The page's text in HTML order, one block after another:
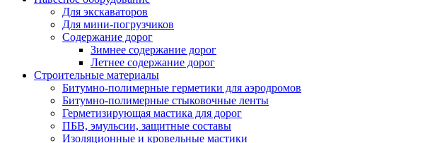
Для экскаваторов
Для мини-погрузчиков
Содержание дорог
Зимнее содержание дорог
Летнее содержание дорог
Строительные материалы
Битумно-полимерные герметики для аэродромов
Битумно-полимерные стыковочные ленты
Герметизирующая мастика для дорог
ПБВ, эмульсии, защитные составы
Изоляционные и кровельные мастики